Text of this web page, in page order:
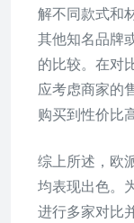
解不同款式和
其他知名品牌
的比较。在对
应考虑商家的
购买到性价比
综上所述，欧
均表现出色。
进行多家对比